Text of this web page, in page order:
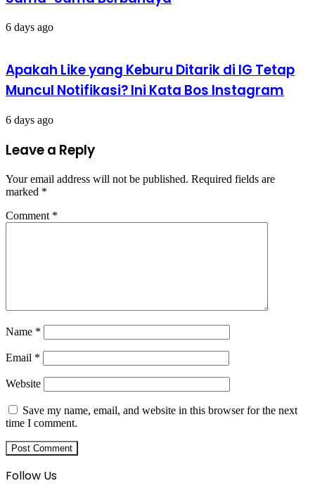
6 days ago
Apakah Like yang Keburu Ditarik di IG Tetap
Muncul Notifikasi? Ini Kata Bos Instagram
6 days ago
Leave a Reply
Your email address will not be published. Required fields are
marked *
Comment *
Name *
Email *
Website
Save my name, email, and website in this browser for the next
time I comment.
Follow Us